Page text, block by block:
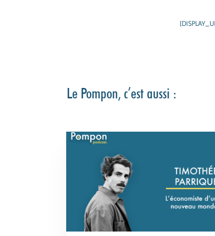
Le Pompon, c’est aussi :